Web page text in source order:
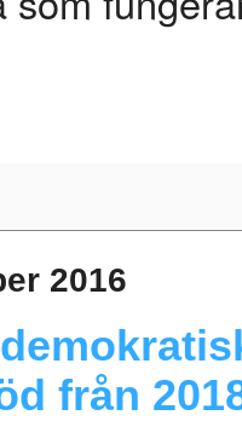
2016
från